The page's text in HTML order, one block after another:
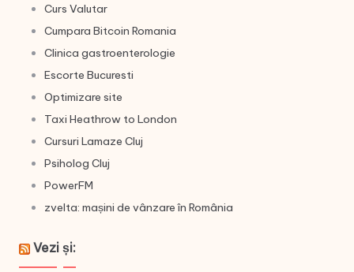
Curs Valutar
Cumpara Bitcoin Romania
Clinica gastroenterologie
Escorte Bucuresti
Optimizare site
Taxi Heathrow to London
Cursuri Lamaze Cluj
Psiholog Cluj
PowerFM
zvelta: mașini de vânzare în România
Vezi și: